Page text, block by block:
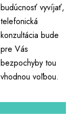
budúcnosť vyvíjať,
telefonická
konzultácia bude
pre Vás
bezpochyby tou
vhodnou voľbou.